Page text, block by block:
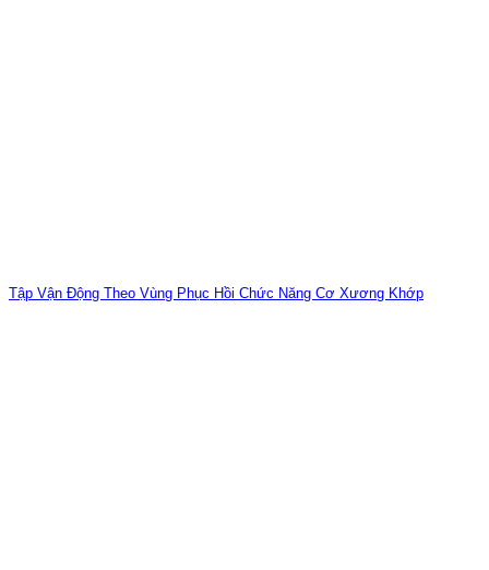
Tập Vận Động Theo Vùng Phục Hồi Chức Năng Cơ Xương Khớp